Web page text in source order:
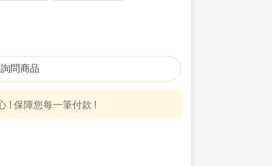
詢問商品
! 保障您每一筆付款 !